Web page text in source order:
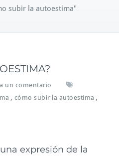
subir la autoestima"
un comentario
, cómo subir la autoestima ,
expresión de la